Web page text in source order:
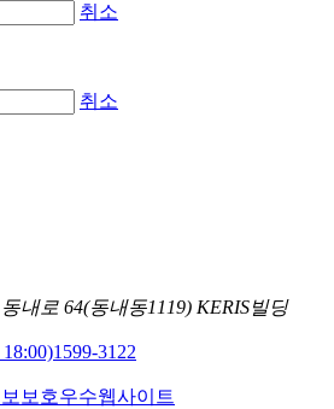
취소
취소
내로 64(동내동1119) KERIS빌딩
1599-3122